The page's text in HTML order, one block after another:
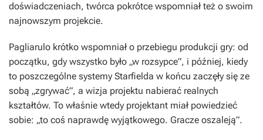
doświadczeniach, twórca pokrótce wspomniał też o swoim
najnowszym projekcie.
Pagliarulo krótko wspomniał o przebiegu produkcji gry: od
początku, gdy wszystko było „w rozsypce”, i później, kiedy
to poszczególne systemy Starfielda w końcu zaczęły się ze
sobą „zgrywać”, a wizja projektu nabierać realnych
kształtów. To właśnie wtedy projektant miał powiedzieć
sobie: „to coś naprawdę wyjątkowego. Gracze oszaleją”.